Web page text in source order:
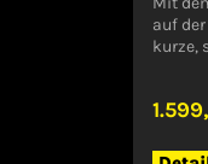
auf
kurze,